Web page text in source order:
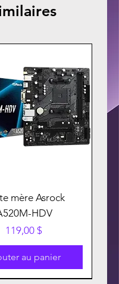
mère Asrock
HDV
Prix
119,00 $
au panier